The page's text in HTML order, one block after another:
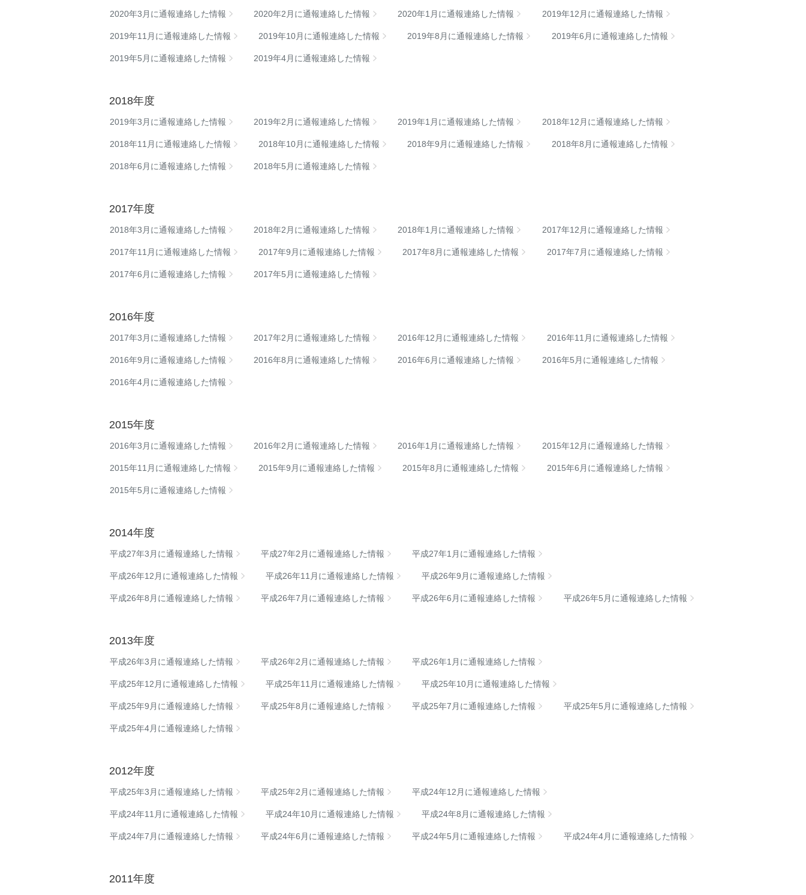
2020年3月に通報連絡した情報 2020年2月に通報連絡した情報 2020年1月に通報連絡した情報 2019年12月に通報連絡した情報
2019年11月に通報連絡した情報 2019年10月に通報連絡した情報 2019年8月に通報連絡した情報 2019年6月に通報連絡した情報
2019年5月に通報連絡した情報 2019年4月に通報連絡した情報
2018年度
2019年3月に通報連絡した情報 2019年2月に通報連絡した情報 2019年1月に通報連絡した情報 2018年12月に通報連絡した情報
2018年11月に通報連絡した情報 2018年10月に通報連絡した情報 2018年9月に通報連絡した情報 2018年8月に通報連絡した情報
2018年6月に通報連絡した情報 2018年5月に通報連絡した情報
2017年度
2018年3月に通報連絡した情報 2018年2月に通報連絡した情報 2018年1月に通報連絡した情報 2017年12月に通報連絡した情報
2017年11月に通報連絡した情報 2017年9月に通報連絡した情報 2017年8月に通報連絡した情報 2017年7月に通報連絡した情報
2017年6月に通報連絡した情報 2017年5月に通報連絡した情報
2016年度
2017年3月に通報連絡した情報 2017年2月に通報連絡した情報 2016年12月に通報連絡した情報 2016年11月に通報連絡した情報
2016年9月に通報連絡した情報 2016年8月に通報連絡した情報 2016年6月に通報連絡した情報 2016年5月に通報連絡した情報
2016年4月に通報連絡した情報
2015年度
2016年3月に通報連絡した情報 2016年2月に通報連絡した情報 2016年1月に通報連絡した情報 2015年12月に通報連絡した情報
2015年11月に通報連絡した情報 2015年9月に通報連絡した情報 2015年8月に通報連絡した情報 2015年6月に通報連絡した情報
2015年5月に通報連絡した情報
2014年度
平成27年3月に通報連絡した情報 平成27年2月に通報連絡した情報 平成27年1月に通報連絡した情報
平成26年12月に通報連絡した情報 平成26年11月に通報連絡した情報 平成26年9月に通報連絡した情報
平成26年8月に通報連絡した情報 平成26年7月に通報連絡した情報 平成26年6月に通報連絡した情報 平成26年5月に通報連絡した情報
2013年度
平成26年3月に通報連絡した情報 平成26年2月に通報連絡した情報 平成26年1月に通報連絡した情報
平成25年12月に通報連絡した情報 平成25年11月に通報連絡した情報 平成25年10月に通報連絡した情報
平成25年9月に通報連絡した情報 平成25年8月に通報連絡した情報 平成25年7月に通報連絡した情報 平成25年5月に通報連絡した情報
平成25年4月に通報連絡した情報
2012年度
平成25年3月に通報連絡した情報 平成25年2月に通報連絡した情報 平成24年12月に通報連絡した情報
平成24年11月に通報連絡した情報 平成24年10月に通報連絡した情報 平成24年8月に通報連絡した情報
平成24年7月に通報連絡した情報 平成24年6月に通報連絡した情報 平成24年5月に通報連絡した情報 平成24年4月に通報連絡した情報
2011年度